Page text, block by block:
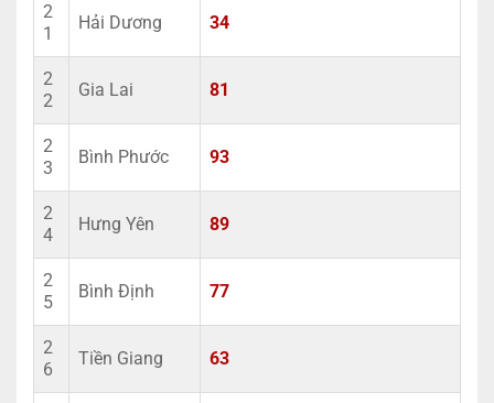
2
1
Hải Dương 34
2
2
Gia Lai 81
2
3
Bình Phước 93
2
4
Hưng Yên 89
2
5
Bình Định 77
2
6
Tiền Giang 63